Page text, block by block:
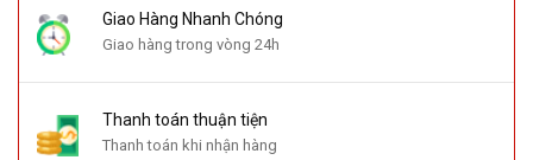
Giao Hàng Nhanh Chóng
Giao hàng trong vòng 24h
Thanh toán thuận tiện
Thanh toán khi nhận hàng